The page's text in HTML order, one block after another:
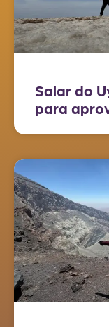
Salar do
para